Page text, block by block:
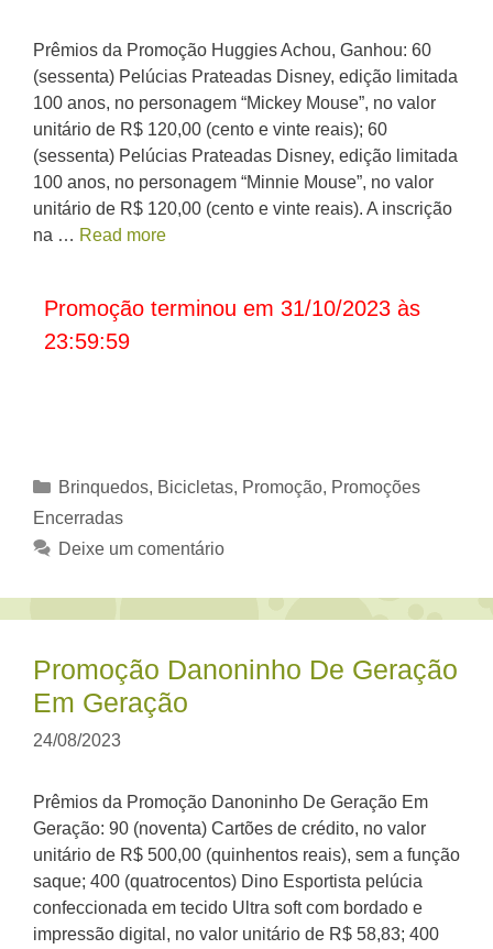
Prêmios da Promoção Huggies Achou, Ganhou: 60
(sessenta) Pelúcias Prateadas Disney, edição limitada
100 anos, no personagem “Mickey Mouse”, no valor
unitário de R$ 120,00 (cento e vinte reais); 60
(sessenta) Pelúcias Prateadas Disney, edição limitada
100 anos, no personagem “Minnie Mouse”, no valor
unitário de R$ 120,00 (cento e vinte reais). A inscrição
na … Read more
Promoção terminou em 31/10/2023 às
23:59:59
Categorias
Brinquedos, Bicicletas, Promoção, Promoções
Encerradas
Deixe um comentário
Promoção Danoninho De Geração
Em Geração
24/08/2023
Prêmios da Promoção Danoninho De Geração Em
Geração: 90 (noventa) Cartões de crédito, no valor
unitário de R$ 500,00 (quinhentos reais), sem a função
saque; 400 (quatrocentos) Dino Esportista pelúcia
confeccionada em tecido Ultra soft com bordado e
impressão digital, no valor unitário de R$ 58,83; 400